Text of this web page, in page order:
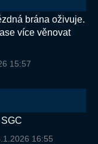
brána oživuje.
více věnovat
15:57
16:55